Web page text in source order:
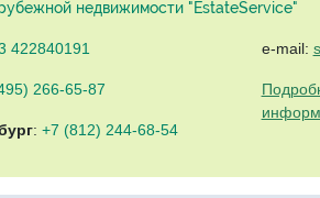
недвижимости "EstateService"
422840191
266-65-87
: +7 (812) 244-68-54
e-mail: